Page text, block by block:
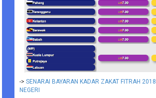
->SENARAI BAYARAN KADAR ZAKAT FITRAH 2018
NEGERI